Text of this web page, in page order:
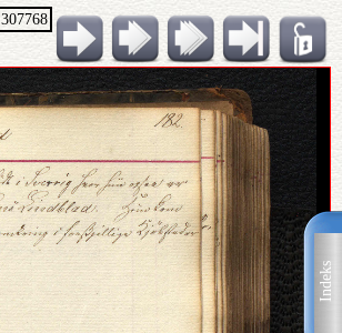
Indeks
307768